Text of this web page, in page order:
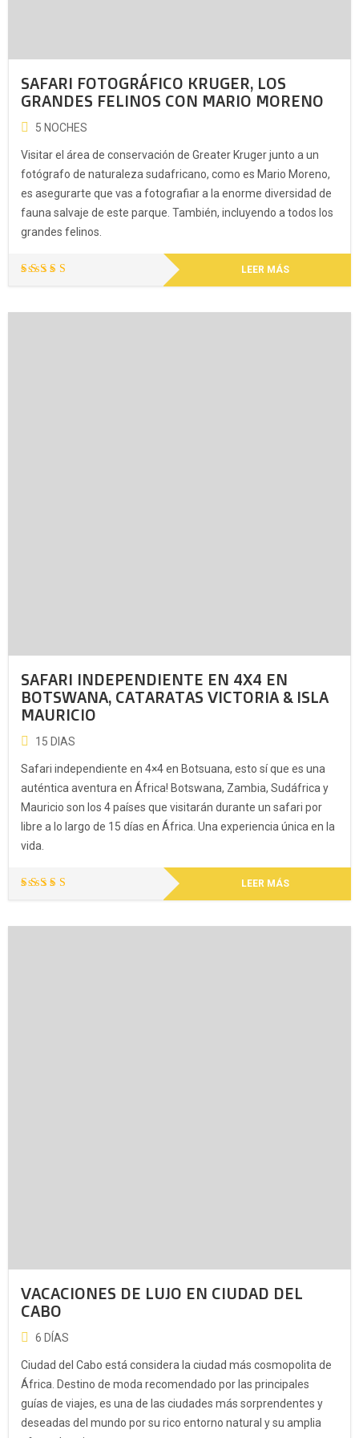
SAFARI FOTOGRÁFICO KRUGER, LOS
GRANDES FELINOS CON MARIO MORENO
5 NOCHES
Visitar el área de conservación de Greater Kruger junto a un
fotógrafo de naturaleza sudafricano, como es Mario Moreno,
es asegurarte que vas a fotografiar a la enorme diversidad de
fauna salvaje de este parque. También, incluyendo a todos los
grandes felinos.
LEER MÁS
SAFARI INDEPENDIENTE EN 4X4 EN
BOTSWANA, CATARATAS VICTORIA & ISLA
MAURICIO
15 DIAS
Safari independiente en 4×4 en Botsuana, esto sí que es una
auténtica aventura en África! Botswana, Zambia, Sudáfrica y
Mauricio son los 4 países que visitarán durante un safari por
libre a lo largo de 15 días en África. Una experiencia única en la
vida.
LEER MÁS
VACACIONES DE LUJO EN CIUDAD DEL
CABO
6 DÍAS
Ciudad del Cabo está considera la ciudad más cosmopolita de
África. Destino de moda recomendado por las principales
guías de viajes, es una de las ciudades más sorprendentes y
deseadas del mundo por su rico entorno natural y su amplia